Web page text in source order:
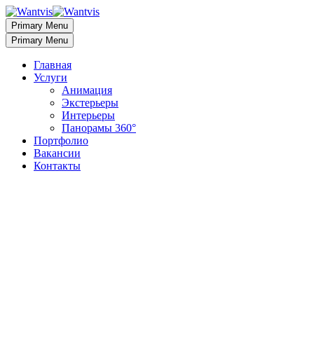
Primary Menu
Primary Menu
Главная
Услуги
Анимация
Экстерьеры
Интерьеры
Панорамы 360°
Портфолио
Вакансии
Контакты